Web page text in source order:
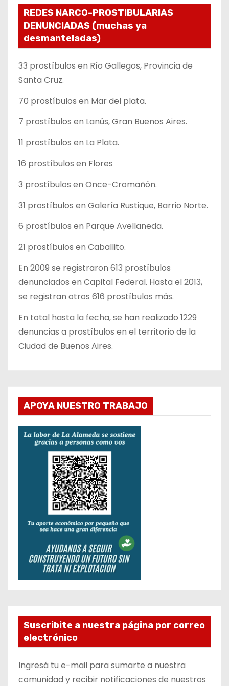
REDES NARCO-PROSTIBULARIAS
DENUNCIADAS (muchas ya
desmanteladas)
33 prostíbulos en Río Gallegos, Provincia de
Santa Cruz.
70 prostíbulos en Mar del plata.
7 prostíbulos en Lanús, Gran Buenos Aires.
11 prostíbulos en La Plata.
16 prostíbulos en Flores
3 prostíbulos en Once-Cromañón.
31 prostíbulos en Galería Rustique, Barrio Norte.
6 prostíbulos en Parque Avellaneda.
21 prostíbulos en Caballito.
En 2009 se registraron 613 prostíbulos
denunciados en Capital Federal. Hasta el 2013,
se registran otros 616 prostíbulos más.
En total hasta la fecha, se han realizado 1229
denuncias a prostíbulos en el territorio de la
Ciudad de Buenos Aires.
APOYA NUESTRO TRABAJO
Suscribite a nuestra página por correo
electrónico
Ingresá tu e-mail para sumarte a nuestra
comunidad y recibir notificaciones de nuestros